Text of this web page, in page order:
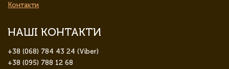
Контакти
НАШІ КОНТАКТИ
+38 (068) 784 43 24 (Viber)
+38 (095) 788 12 68